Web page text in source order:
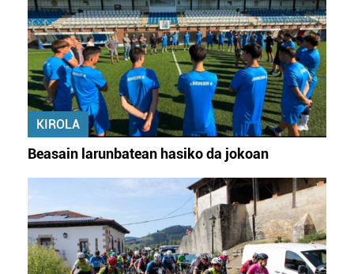
KIROLA
Beasain larunbatean hasiko da jokoan